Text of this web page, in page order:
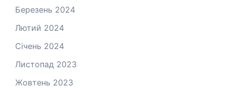
Березень 2024
Лютий 2024
Січень 2024
Листопад 2023
Жовтень 2023